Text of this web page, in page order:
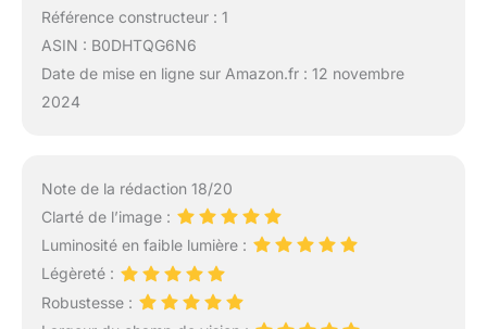
Référence constructeur : 1
ASIN : B0DHTQG6N6
Date de mise en ligne sur Amazon.fr : 12 novembre
2024
Note de la rédaction 18/20
Clarté de l’image :
Luminosité en faible lumière :
Légèreté :
Robustesse :